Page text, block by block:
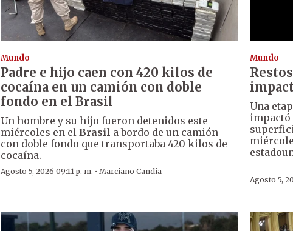
Mundo
Padre e hijo caen con 420 kilos de
cocaína en un camión con doble
fondo en el Brasil
Un hombre y su hijo fueron detenidos este
miércoles en elBrasil a bordo de un camión
con doble fondo que transportaba 420 kilos de
cocaína.
Agosto 5, 2026 09:11 p. m. ·Marciano Candia
Mundo
Una
impactó
Agosto 5,